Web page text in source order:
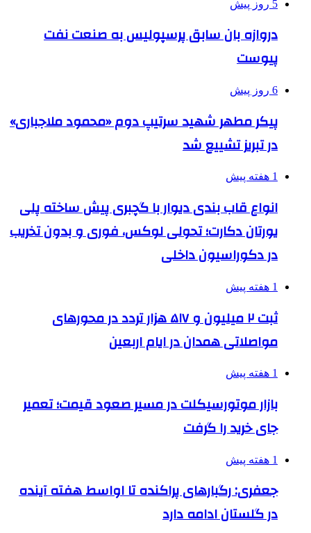
5 روز پیش
دروازه بان سابق پرسپولیس به صنعت نفت
پیوست
6 روز پیش
پیکر مطهر شهید سرتیپ دوم «محمود ملاجباری»
در تبریز تشییع شد
1 هفته پیش
انواع قاب بندی دیوار با گچبری پیش ساخته پلی
یورتان دکارت؛ تحولی لوکس، فوری و بدون تخریب
در دکوراسیون داخلی
1 هفته پیش
ثبت ۲ میلیون و ۵۱۷ هزار تردد در محورهای
مواصلاتی همدان در ایام اربعین
1 هفته پیش
بازار موتورسیکلت در مسیر صعود قیمت؛ تعمیر
جای خرید را گرفت
1 هفته پیش
جعفری: رگبارهای پراکنده تا اواسط هفته آینده
در گلستان ادامه دارد